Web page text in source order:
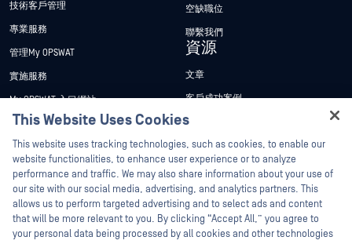
技術客戶管理
專業服務
管理My OPSWAT
實施服務
My OPSWAT 入口網站
技術檔案
訓練
漏洞通報計畫
合作夥伴
認證
技術合作夥伴
空缺職位
聯繫我們
資源
文章
客戶成功案例
新聞稿
新聞報導
網路研討會
產品型錄
白皮書
This Website Uses Cookies
This website uses tracking technologies, such as cookies, to enable our
website functionalities, to enhance user experience or to analyze
performance and traffic. We may also share information about your use of
our site with our social media, advertising, and analytics partners. This
allows us to perform targeted advertising and to select ads and content
that will be more relevant to you. By clicking “Accept All,” you agree to
your personal data being processed by all cookies and other technologies
Hey there!
I'm Ozzy, your OPSWAT virtual assistant.
How can I help you secure what's critical
today?